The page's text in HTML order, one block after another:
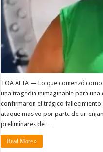
TOA ALTA — Lo que comenzó
una tragedia inimaginable para una
confirmaron el trágico fallecimiento
ataque masivo por parte de un
preliminares de …
Read More »